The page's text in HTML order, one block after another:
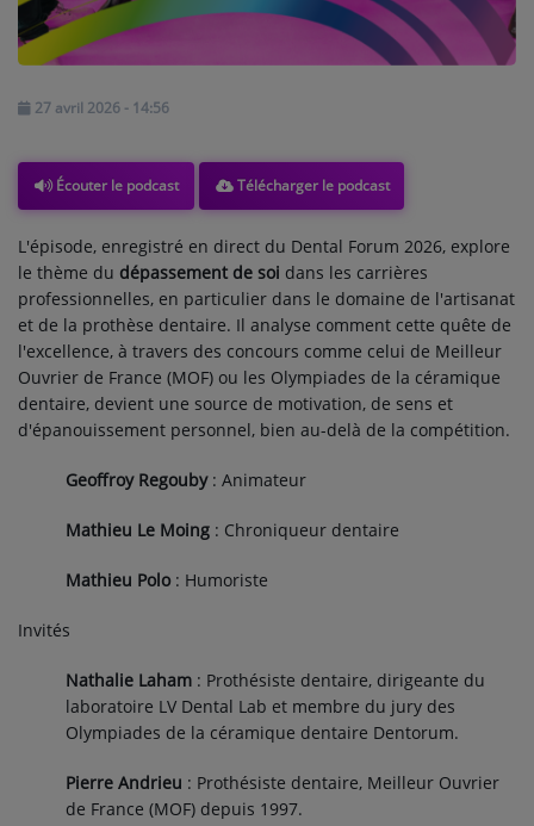
PHOTOS
PODCASTS
VIDÉOS
Participez
DÉDICACES
Contact
Se connecter
27 avril 2026 - 14:56
Écouter le podcast Télécharger le podcast
L'épisode, enregistré en direct du Dental Forum 2026, explore
le thème du dépassement de soi dans les carrières
professionnelles, en particulier dans le domaine de l'artisanat
et de la prothèse dentaire. Il analyse comment cette quête de
l'excellence, à travers des concours comme celui de Meilleur
Ouvrier de France (MOF) ou les Olympiades de la céramique
dentaire, devient une source de motivation, de sens et
d'épanouissement personnel, bien au-delà de la compétition.
Geoffroy Regouby: Animateur
Mathieu Le Moing : Chroniqueur dentaire
Mathieu Polo: Humoriste
Invités
Nathalie Laham : Prothésiste dentaire, dirigeante du
laboratoire LV Dental Lab et membre du jury des
Olympiades de la céramique dentaire Dentorum.
Pierre Andrieu : Prothésiste dentaire, Meilleur Ouvrier
de France (MOF) depuis 1997.